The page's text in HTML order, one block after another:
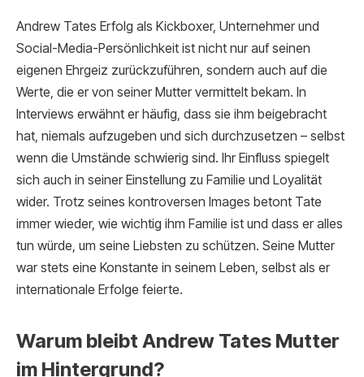
Andrew Tates Erfolg als Kickboxer, Unternehmer und
Social-Media-Persönlichkeit ist nicht nur auf seinen
eigenen Ehrgeiz zurückzuführen, sondern auch auf die
Werte, die er von seiner Mutter vermittelt bekam. In
Interviews erwähnt er häufig, dass sie ihm beigebracht
hat, niemals aufzugeben und sich durchzusetzen – selbst
wenn die Umstände schwierig sind. Ihr Einfluss spiegelt
sich auch in seiner Einstellung zu Familie und Loyalität
wider. Trotz seines kontroversen Images betont Tate
immer wieder, wie wichtig ihm Familie ist und dass er alles
tun würde, um seine Liebsten zu schützen. Seine Mutter
war stets eine Konstante in seinem Leben, selbst als er
internationale Erfolge feierte.
Warum bleibt Andrew Tates Mutter
im Hintergrund?